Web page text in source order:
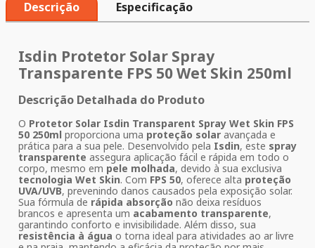
Descrição Especificação
Isdin Protetor Solar Spray
Transparente FPS 50Wet Skin 250ml
Descrição Detalhada do Produto
O Protetor Solar Isdin Transparent Spray Wet Skin FPS
50 250ml proporciona uma proteção solar avançada e
prática para a sua pele. Desenvolvido pela Isdin, este spray
transparente assegura aplicação fácil e rápida em todo o
corpo, mesmo em pele molhada, devido à sua exclusiva
tecnologia Wet Skin. Com FPS 50, oferece alta proteção
UVA/UVB, prevenindo danos causados pela exposição solar.
Sua fórmula de rápida absorção não deixa resíduos
brancos e apresenta um acabamento transparente,
garantindo conforto e invisibilidade. Além disso, sua
resistência à água o torna ideal para atividades ao ar livre